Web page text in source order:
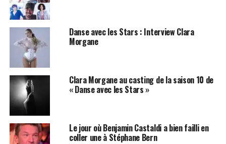
SUJETS ASSOCIÉS:
CLARA MORGANE
TOUCHE PAS A MON POSTE
Danse avec les Stars : Interview Clara
Morgane
Clara Morgane au casting de la saison 10 de
« Danse avec les Stars »
Le jour où Benjamin Castaldi a bien failli en
coller une à Stéphane Bern